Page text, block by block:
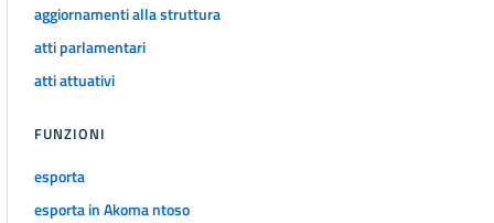
40
41
43
aggiornamenti alla struttura
atti parlamentari
atti attuativi
FUNZIONI
esporta
esporta in Akoma ntoso